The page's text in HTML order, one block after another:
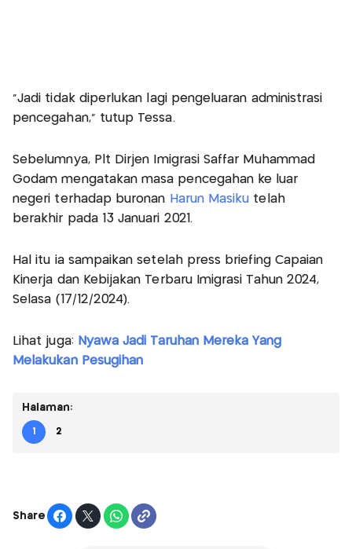
"Jadi tidak diperlukan lagi pengeluaran administrasi
pencegahan," tutup Tessa.
Sebelumnya, Plt Dirjen Imigrasi Saffar Muhammad
Godam mengatakan masa pencegahan ke luar
negeri terhadap buronan Harun Masiku telah
berakhir pada 13 Januari 2021.
Hal itu ia sampaikan setelah press briefing Capaian
Kinerja dan Kebijakan Terbaru Imigrasi Tahun 2024,
Selasa (17/12/2024).
Lihat juga: Nyawa Jadi Taruhan Mereka Yang
Melakukan Pesugihan
Halaman:
1 2
Share